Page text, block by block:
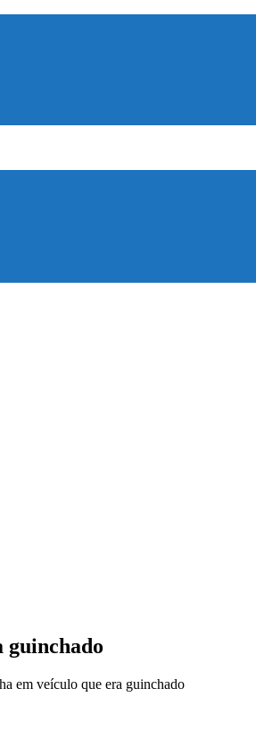
guinchado
em veículo que era guinchado